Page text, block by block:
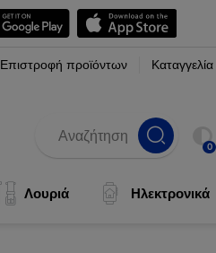
Επιστροφή προϊόντων Καταγγελία
0
Λουριά Ηλεκτρονικά